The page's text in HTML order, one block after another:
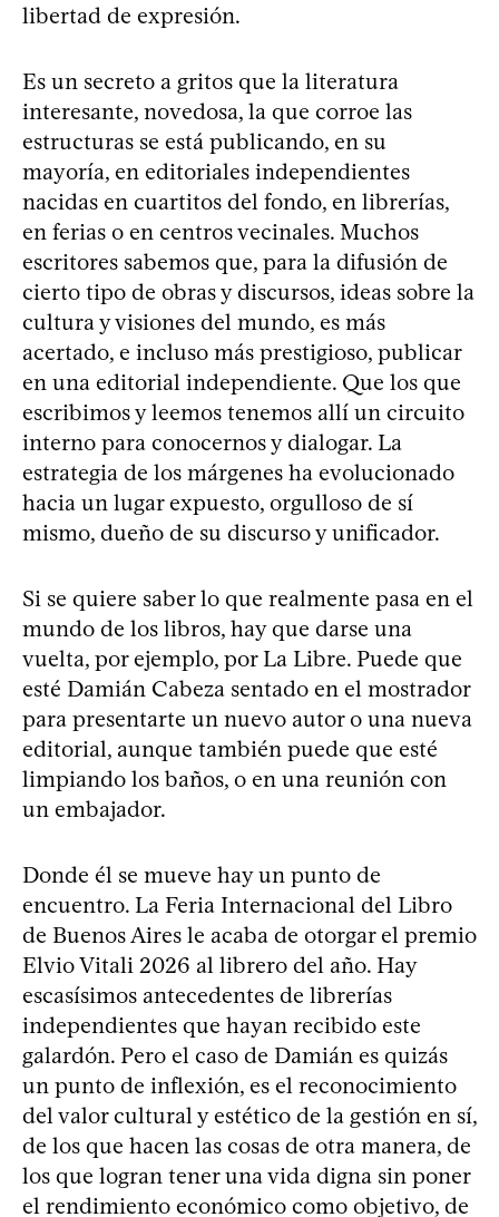
libertad de expresión.
Es un secreto a gritos que la literatura
interesante, novedosa, la que corroe las
estructuras se está publicando, en su
mayoría, en editoriales independientes
nacidas en cuartitos del fondo, en librerías,
en ferias o en centros vecinales. Muchos
escritores sabemos que, para la difusión de
cierto tipo de obras y discursos, ideas sobre la
cultura y visiones del mundo, es más
acertado, e incluso más prestigioso, publicar
en una editorial independiente. Que los que
escribimos y leemos tenemos allí un circuito
interno para conocernos y dialogar. La
estrategia de los márgenes ha evolucionado
hacia un lugar expuesto, orgulloso de sí
mismo, dueño de su discurso y unificador.
Si se quiere saber lo que realmente pasa en el
mundo de los libros, hay que darse una
vuelta, por ejemplo, por La Libre. Puede que
esté Damián Cabeza sentado en el mostrador
para presentarte un nuevo autor o una nueva
editorial, aunque también puede que esté
limpiando los baños, o en una reunión con
un embajador.
Donde él se mueve hay un punto de
encuentro. La Feria Internacional del Libro
de Buenos Aires le acaba de otorgar el premio
Elvio Vitali 2026 al librero del año. Hay
escasísimos antecedentes de librerías
independientes que hayan recibido este
galardón. Pero el caso de Damián es quizás
un punto de inflexión, es el reconocimiento
del valor cultural y estético de la gestión en sí,
de los que hacen las cosas de otra manera, de
los que logran tener una vida digna sin poner
el rendimiento económico como objetivo, de